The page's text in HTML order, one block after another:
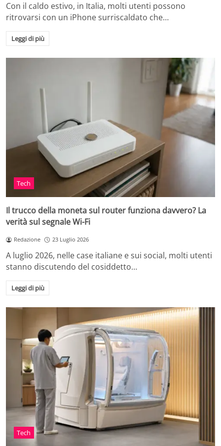
Con il caldo estivo, in Italia, molti utenti possono
ritrovarsi con un iPhone surriscaldato che…
Leggi di più
Tech
Il trucco della moneta sul router funziona davvero? La
verità sul segnale Wi-Fi
Redazione 23 Luglio 2026
A luglio 2026, nelle case italiane e sui social, molti utenti
stanno discutendo del cosiddetto…
Leggi di più
Tech